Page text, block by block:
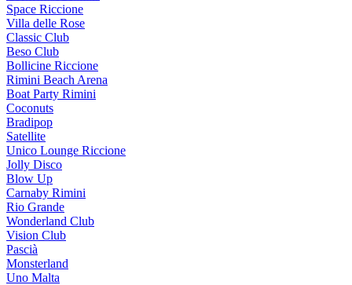
Space Riccione
Villa delle Rose
Classic Club
Beso Club
Bollicine Riccione
Rimini Beach Arena
Boat Party Rimini
Coconuts
Bradipop
Satellite
Unico Lounge Riccione
Jolly Disco
Blow Up
Carnaby Rimini
Rio Grande
Wonderland Club
Vision Club
Pascià
Monsterland
Uno Malta